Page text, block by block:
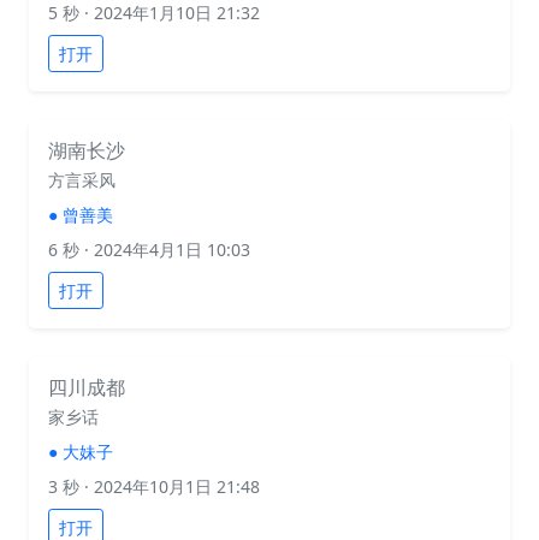
5 秒 · 2024年1月10日 21:32
打开
湖南长沙
方言采风
● 曾善美
6 秒 · 2024年4月1日 10:03
打开
四川成都
家乡话
● 大妹子
3 秒 · 2024年10月1日 21:48
打开